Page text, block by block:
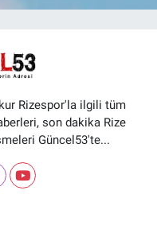
Rizespor'la ilgili tüm
son dakika Rize
Güncel53'te...